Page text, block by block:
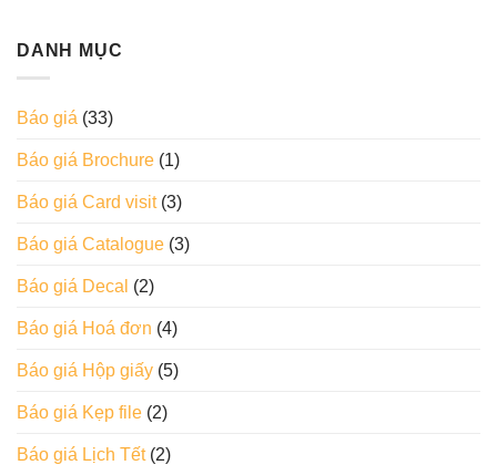
DANH MỤC
Báo giá (33)
Báo giá Brochure (1)
Báo giá Card visit(3)
Báo giá Catalogue (3)
Báo giá Decal (2)
Báo giá Hoá đơn (4)
Báo giá Hộp giấy (5)
Báo giá Kẹp file (2)
Báo giá Lịch Tết(2)